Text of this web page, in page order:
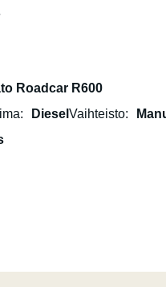
Roadcar R600
Diesel Vaihteisto